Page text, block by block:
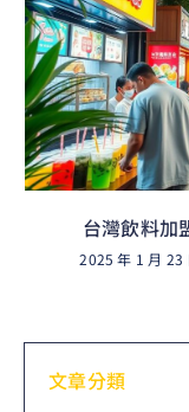
台灣飲料加
2025 年 1 月 23
文章分類